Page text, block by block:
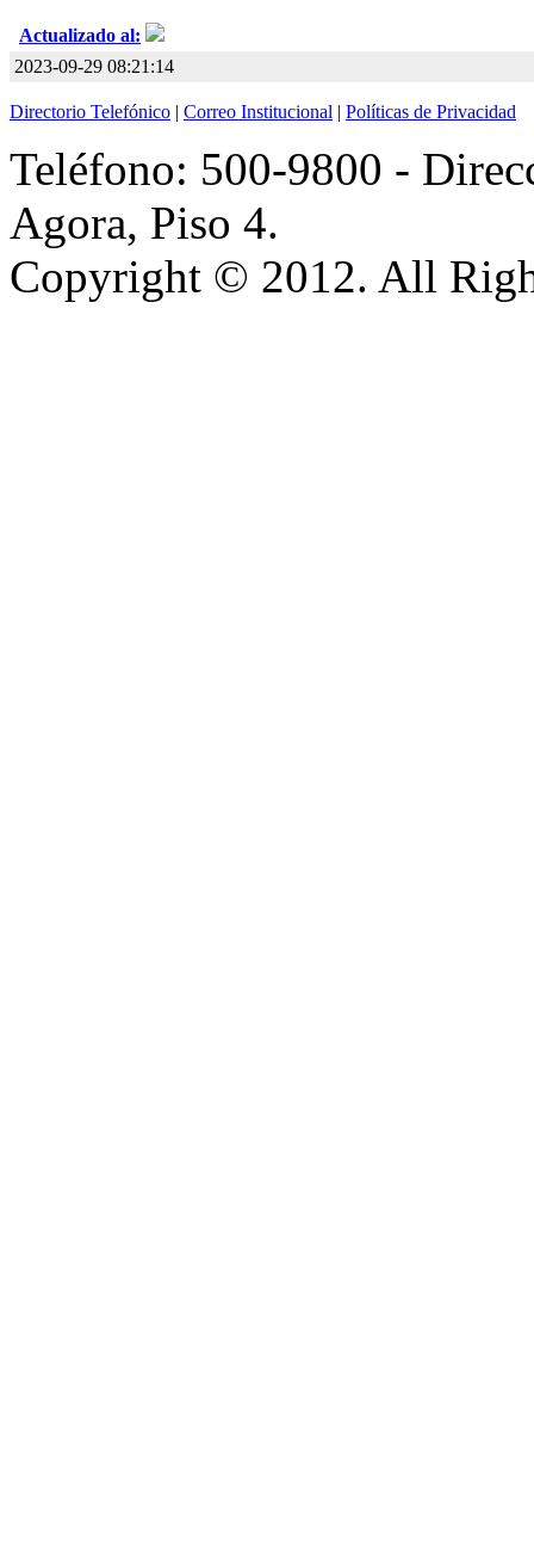
Actualizado al:
2023-09-29 08:21:14
Directorio Telefónico | Correo Institucional | Políticas de Privacidad
Teléfono: 500-9800 -
Agora, Piso 4.
Copyright © 2012. All